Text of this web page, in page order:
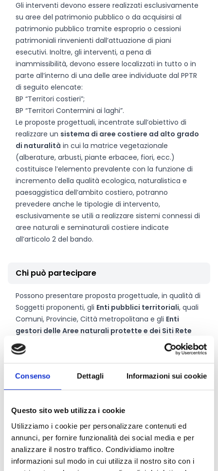
Consenso Dettagli Informazioni sui cookie
Questo sito web utilizza i cookie
Utilizziamo i cookie per personalizzare contenuti ed
annunci, per fornire funzionalità dei social media e per
analizzare il nostro traffico. Condividiamo inoltre
informazioni sul modo in cui utilizza il nostro sito con i
Gli interventi devono essere realizzati esclusivamente
su aree del patrimonio pubblico o da acquisirsi al
patrimonio pubblico tramite esproprio o cessioni
patrimoniali rinvenienti dall’attuazione di piani
esecutivi. Inoltre, gli interventi, a pena di
inammissibilità, devono essere localizzati in tutto o in
parte all’interno di una delle aree individuate dal PPTR
di seguito elencate:
BP “Territori costieri”;
BP “Territori Contermini ai laghi”.
Le proposte progettuali, incentrate sull’obiettivo di
realizzare un sistema di aree costiere ad alto grado
di naturalità in cui la matrice vegetazionale
(alberature, arbusti, piante erbacee, fiori, ecc.)
costituisce l’elemento prevalente con la funzione di
incremento della qualità ecologica, naturalistica e
paesaggistica dell’ambito costiero, potranno
prevedere anche le tipologie di intervento,
esclusivamente se utili a realizzare sistemi connessi di
aree naturali e seminaturali costiere indicate
all’articolo 2 del bando.
Chi può partecipare
Possono presentare proposta progettuale, in qualità di
Soggetti proponenti, gli Enti pubblici territoriali, quali
Comuni, Provincie, Città metropolitana e gli Enti
gestori delle Aree naturali protette e dei Siti Rete
Natura 2000
. Ciascun Soggetto proponente può
presentare
progettuale.
Entità del contributo
La dotazione finanziaria complessiva ammonta a
5.500.000 Euro.
L’entità del contributo concedibile assume la forma
della sovvenzione e copre fino al100% dei costi
ammissibili.
L’entità del contributo massimo concedibile per